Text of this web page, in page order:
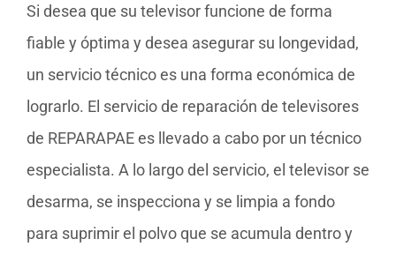
Si desea que su televisor funcione de forma
fiable y óptima y desea asegurar su longevidad,
un servicio técnico es una forma económica de
lograrlo. El servicio de reparación de televisores
de REPARAPAE es llevado a cabo por un técnico
especialista. A lo largo del servicio, el televisor se
desarma, se inspecciona y se limpia a fondo
para suprimir el polvo que se acumula dentro y